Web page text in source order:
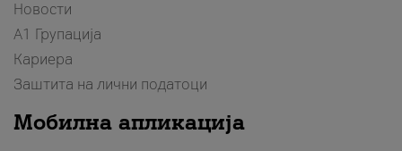
Новости
А1 Групација
Кариера
Заштита на лични податоци
Мобилна апликација